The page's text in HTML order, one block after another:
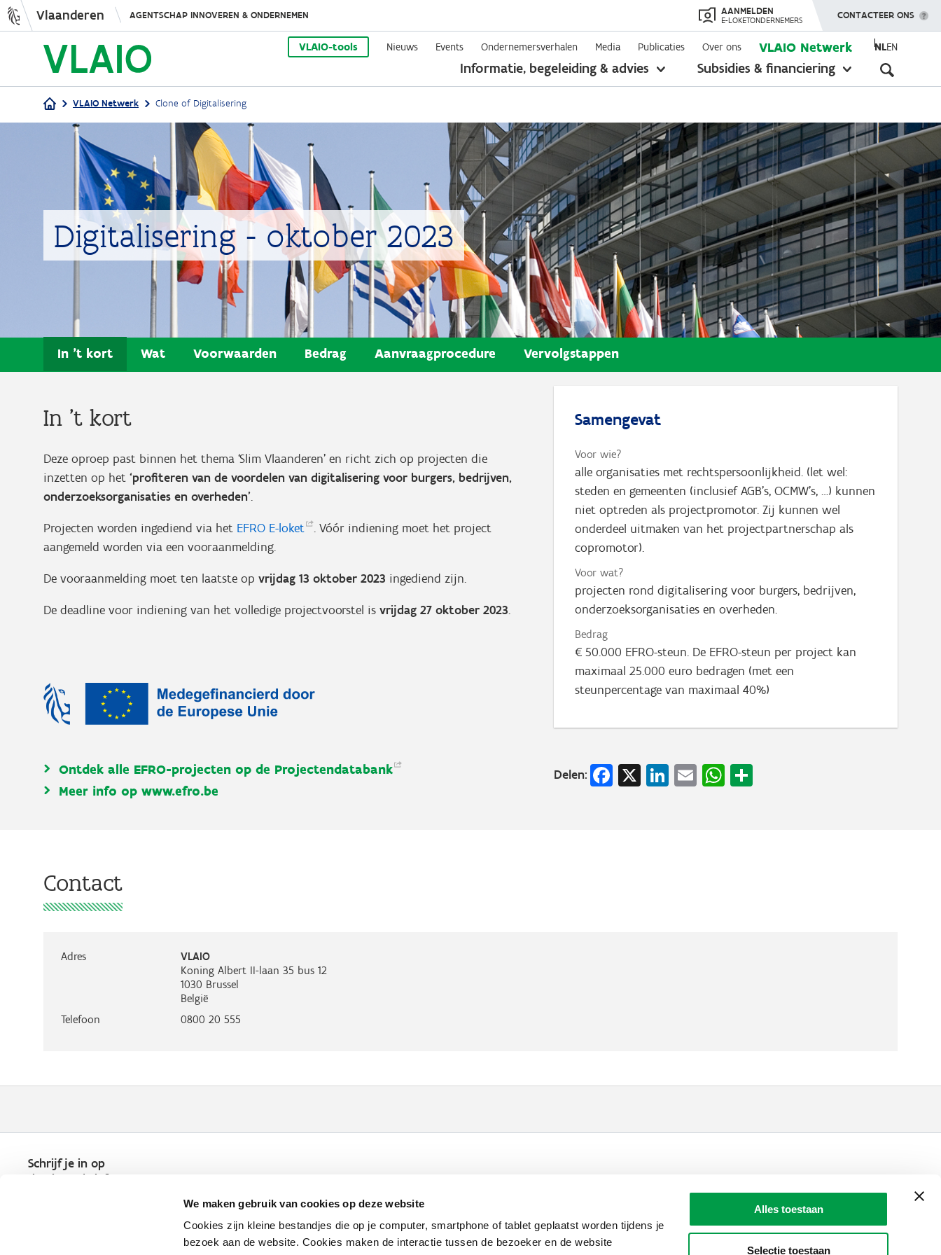
We maken gebruik van cookies op deze website
Cookies zijn kleine bestandjes die op je computer, smartphone of tablet geplaatst worden tijdens je
bezoek aan de website. Cookies maken de interactie tussen de bezoeker en de website
Alles toestaan
Selectie toestaan
Overslaan
en
naar
de
gaan
Vlaanderen AGENTSCHAP INNOVEREN & ONDERNEMEN AANMELDEN
E-LOKETONDERNEMERS TOON MENU
CONTACTEER ONS
VLAIO-tools Nieuws Events Ondernemersverhalen Media Publicaties Over ons VLAIO Netwerk NLEN
Informatie, begeleiding & advies
toon
Subsidies & financiering
toon
Kruimelpad
VLAIO Netwerk Clone of Digitalisering
Digitalisering - oktober 2023
In 't kort Wat Voorwaarden Bedrag Aanvraagprocedure Vervolgstappen
In 't kort
Deze oproep past binnen het thema ‘Slim Vlaanderen’ en richt zich op projecten die
inzetten op het ‘profiteren van de voordelen van digitalisering voor burgers, bedrijven,
onderzoeksorganisaties en overheden’.
Projecten worden ingediend via het EFRO E-loket . Vóór indiening moet het project
aangemeld worden via een vooraanmelding.
De vooraanmelding moet ten laatste op vrijdag 13 oktober 2023 ingediend zijn.
De deadline voor indiening van het volledige projectvoorstel is vrijdag 27 oktober 2023.
Ontdek alle EFRO-projecten op de Projectendatabank
Meer info op www.efro.be
Samengevat
Voor wie?
alle organisaties met rechtspersoonlijkheid. (let wel:
steden en gemeenten (inclusief AGB’s, OCMW’s, …) kunnen
niet optreden als projectpromotor. Zij kunnen wel
onderdeel uitmaken van het projectpartnerschap als
copromotor).
Voor wat?
projecten rond digitalisering voor burgers, bedrijven,
onderzoeksorganisaties en overheden.
Bedrag
€ 50.000 EFRO-steun. De EFRO-steun per project kan
maximaal 25.000 euro bedragen (met een
steunpercentage van maximaal 40%)
Delen: Facebook
X LinkedIn
EmailWhatsApp
Contact
Adres
VLAIO
Koning Albert II-laan 35 bus 12
1030 Brussel
België
Telefoon
0800 20 555
Schrijf je in op
de nieuwsbrief
Communicatieverplichtingen & logo'sKlachten, meldingen & fraudebestrijding